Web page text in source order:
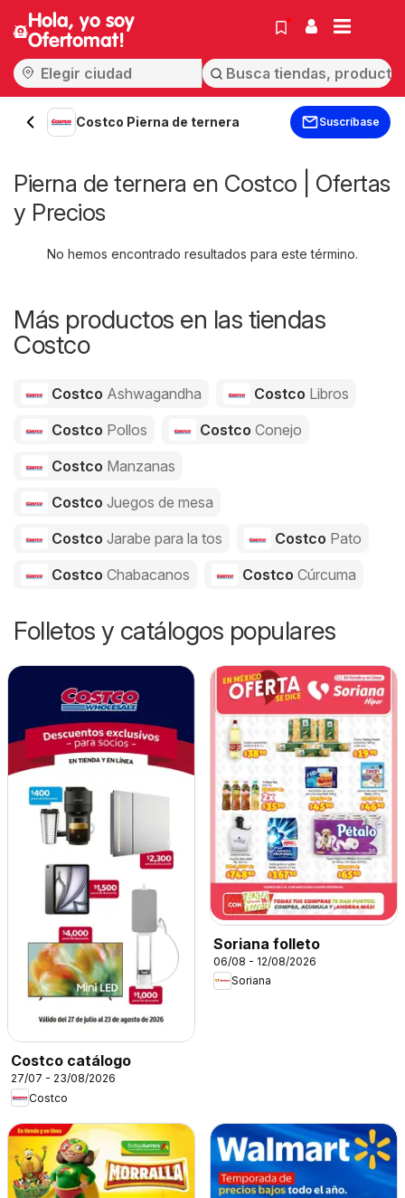
Hola, yo soy
Ofertomat!
Costco Pierna de ternera Suscríbase
Pierna de ternera en Costco | Ofertas
y Precios
No hemos encontrado resultados para este término.
Más productos en las tiendas
Costco
Costco Ashwagandha Costco Libros
Costco Pollos Costco Conejo
Costco Manzanas
Costco Juegos de mesa
Costco Jarabe para la tos Costco Pato
Costco Chabacanos Costco Cúrcuma
Folletos y catálogos populares
Costco catálogo
27/07 - 23/08/2026
Costco
Soriana folleto
06/08 - 12/08/2026
Soriana